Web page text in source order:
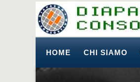
HOME CHI SIAMO